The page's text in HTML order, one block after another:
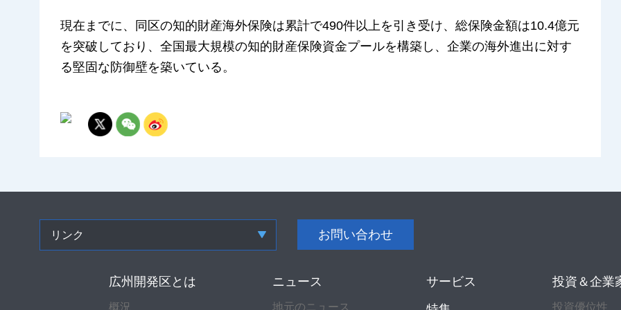
現在までに、同区の知的財産海外保険は累計で490件以上を引き受け、総保険金額は10.4億元
を突破しており、全国最大規模の知的財産保険資金プールを構築し、企業の海外進出に対す
る堅固な防御壁を築いている。
リンク お問い合わせ
広州開発区とは
概況
ニュース
地元のニュース
サービス
投資＆企業
投資優位性